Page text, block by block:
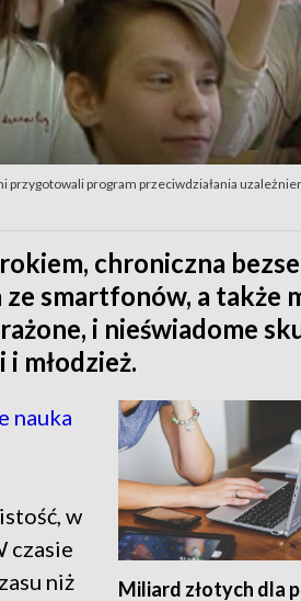
przygotowali program przeciwdziałania
chroniczna
smartfonów, a także
i nieświadome
młodzież.
Miliard złotych dla
nauka
w
czasie
niż